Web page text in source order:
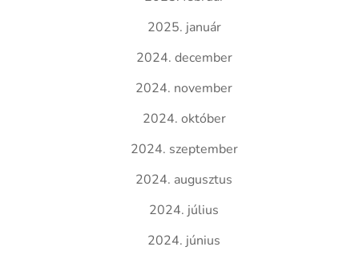
2025. január
2024. december
2024. november
2024. október
2024. szeptember
2024. augusztus
2024. július
2024. június